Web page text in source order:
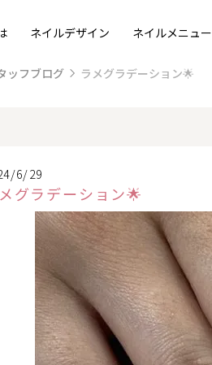
ネイルデザイン ネイルメニュー
ッフブログ ラメグラデーション🌟
6/29
グラデーション🌟